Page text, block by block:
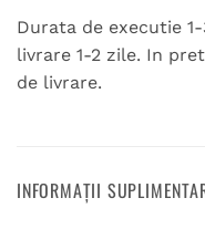
Durata de executie
livrare 1-2 zile. In
de livrare.
INFORMAȚII